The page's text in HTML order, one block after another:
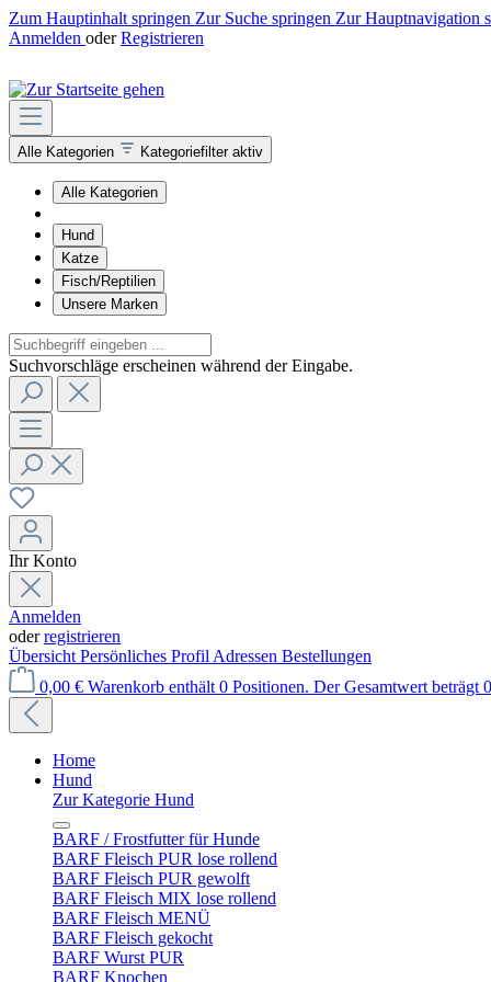
Zum Hauptinhalt springen Zur Suche springen Zur Hauptnavigation
Anmelden oder Registrieren
Alle Kategorien Kategoriefilter aktiv
Alle Kategorien
Hund
Katze
Fisch/Reptilien
Unsere Marken
Suchvorschläge erscheinen während der Eingabe.
Ihr Konto
Anmelden
oderregistrieren
Übersicht Persönliches Profil Adressen Bestellungen
0,00 € Warenkorb enthält 0 Positionen. Der Gesamtwert beträgt
Home
Hund
Zur Kategorie Hund
BARF / Frostfutter für Hunde
BARF Fleisch PUR lose rollend
BARF Fleisch PUR gewolft
BARF Fleisch MIX lose rollend
BARF Fleisch MENÜ
BARF Fleisch gekocht
BARF Wurst PUR
BARF Knochen